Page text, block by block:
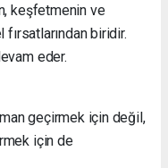
keşfetmenin ve
biridir.
eder.
geçirmek için değil,
için de